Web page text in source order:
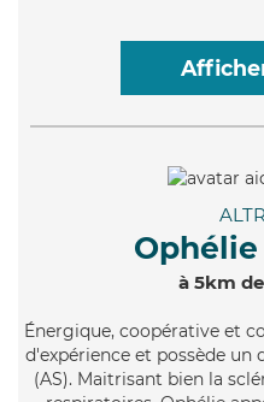
Ophélie
à 5km
Énergique, coopérative et
d'expérience et possède
(AS). Maitrisant bien la